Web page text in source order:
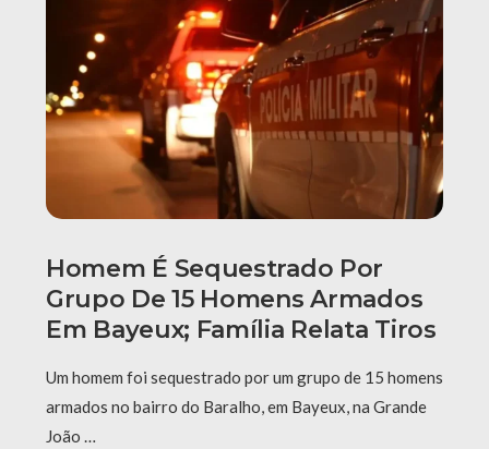
Homem É Sequestrado Por
Grupo De 15 Homens Armados
Em Bayeux; Família Relata Tiros
Um homem foi sequestrado por um grupo de 15 homens
armados no bairro do Baralho, em Bayeux, na Grande
João …